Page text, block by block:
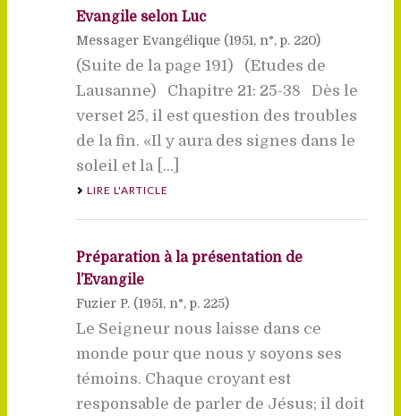
Evangile selon Luc
Messager Evangélique (1951, n°, p. 220)
(Suite de la page 191) (Etudes de
Lausanne) Chapitre 21: 25-38 Dès le
verset 25, il est question des troubles
de la fin. «Il y aura des signes dans le
soleil et la [...]
LIRE L'ARTICLE
Préparation à la présentation de
l’Evangile
Fuzier P. (1951, n°, p. 225)
Le Seigneur nous laisse dans ce
monde pour que nous y soyons ses
témoins. Chaque croyant est
responsable de parler de Jésus; il doit